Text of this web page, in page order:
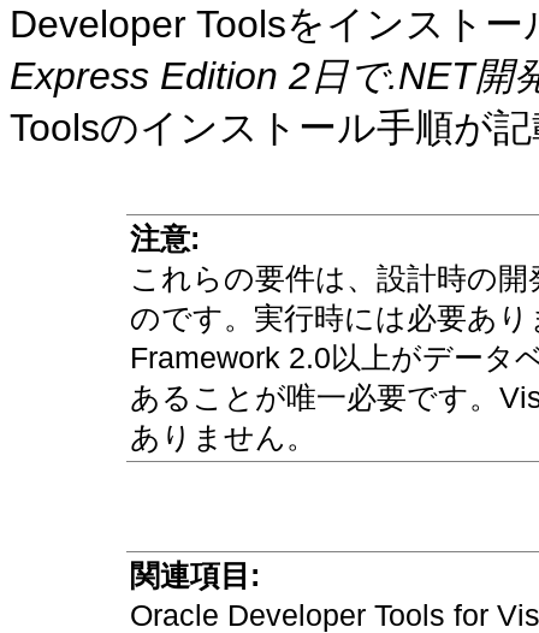
Developer Toolsをインスト
Express Edition 2日で.NET開
Toolsのインストール手順が
注意:
これらの要件は、設計時の
のです。実行時には必要あ
Framework 2.0以上がデータ
あることが唯一必要です。
ありません。
関連項目:
Oracle Developer Tools for